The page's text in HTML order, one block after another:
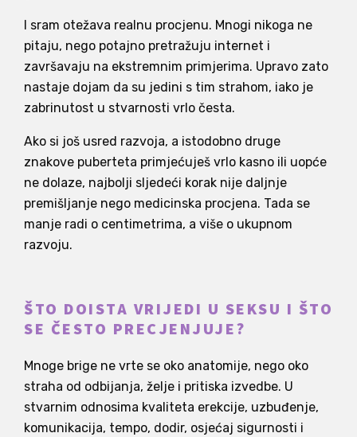
I sram otežava realnu procjenu. Mnogi nikoga ne
pitaju, nego potajno pretražuju internet i
završavaju na ekstremnim primjerima. Upravo zato
nastaje dojam da su jedini s tim strahom, iako je
zabrinutost u stvarnosti vrlo česta.
Ako si još usred razvoja, a istodobno druge
znakove puberteta primjećuješ vrlo kasno ili uopće
ne dolaze, najbolji sljedeći korak nije daljnje
premišljanje nego medicinska procjena. Tada se
manje radi o centimetrima, a više o ukupnom
razvoju.
ŠTO DOISTA VRIJEDI U SEKSU I ŠTO
SE ČESTO PRECJENJUJE?
Mnoge brige ne vrte se oko anatomije, nego oko
straha od odbijanja, želje i pritiska izvedbe. U
stvarnim odnosima kvaliteta erekcije, uzbuđenje,
komunikacija, tempo, dodir, osjećaj sigurnosti i